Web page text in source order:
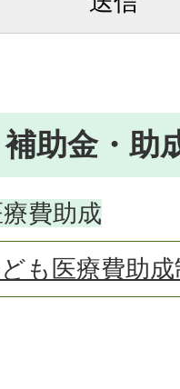
補助金・助
費助成
も医療費助